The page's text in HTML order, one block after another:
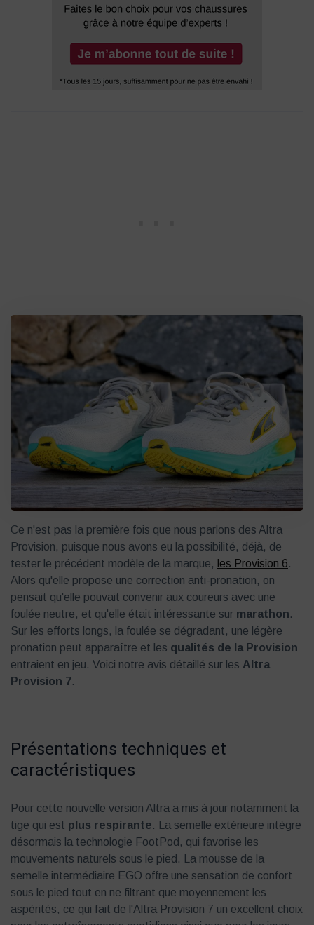
Ce n'est pas la première fois que nous parlons des Altra
Provision, puisque nous avons eu la possibilité, déjà, de
tester le précédent modèle de la marque, les Provision 6.
Alors qu'elle propose une correction anti-pronation, on
pensait qu'elle pouvait convenir aux coureurs avec une
foulée neutre, et qu'elle était intéressante sur marathon.
Sur les efforts longs, la foulée se dégradant, une légère
pronation peut apparaître et les qualités de la Provision
entraient en jeu. Voici notre avis détaillé sur les Altra
Provision 7.
Présentations techniques et
caractéristiques
Pour cette nouvelle version Altra a mis à jour notamment la
tige qui est plus respirante. La semelle extérieure intègre
désormais la technologie FootPod, qui favorise les
mouvements naturels sous le pied. La mousse de la
semelle intermédiaire EGO offre une sensation de confort
sous le pied tout en ne filtrant que moyennement les
aspérités, ce qui fait de l'Altra Provision 7 un excellent choix